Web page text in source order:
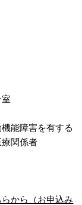
能障害を有する
関係者
らから（お申込み